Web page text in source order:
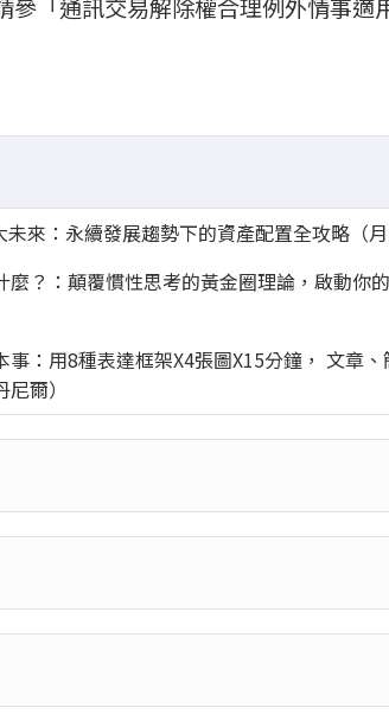
「通訊交易解除權合理例外情事適
來：永續發展趨勢下的資產配置全攻略（月
麼？：顛覆慣性思考的黃金圈理論，啟動你
事：用8種表達框架X4張圖X15分鐘， 文章
爾）